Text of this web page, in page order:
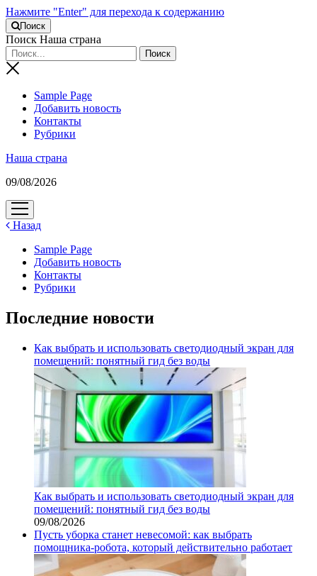
Нажмите "Enter" для перехода к содержанию
Поиск
Поиск Наша страна
Sample Page
Добавить новость
Контакты
Рубрики
Наша страна
09/08/2026
открыть
меню
Назад
Sample Page
Добавить новость
Контакты
Рубрики
Последние новости
Как выбрать и использовать светодиодный экран для
помещений: понятный гид без воды
Как выбрать и использовать светодиодный экран для
помещений: понятный гид без воды
09/08/2026
Пусть уборка станет невесомой: как выбрать
помощника‑робота, который действительно работает